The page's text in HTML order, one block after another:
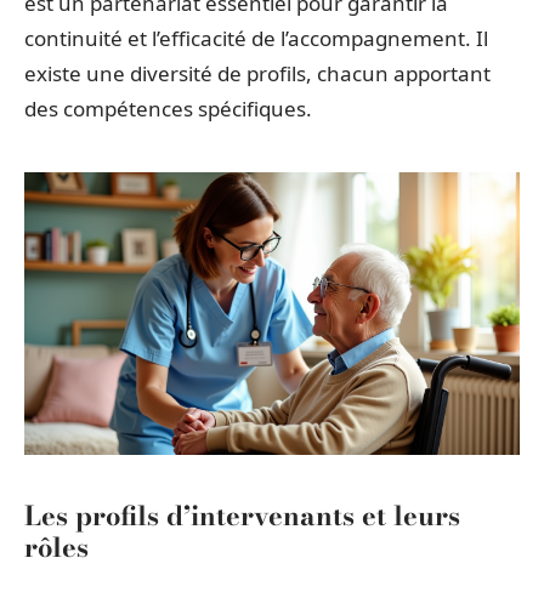
continuité et l’efficacité de l’accompagnement. Il
existe une diversité de profils, chacun apportant
des compétences spécifiques.
Les profils d’intervenants et leurs
rôles